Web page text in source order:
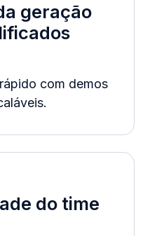
geração
com demos
do time